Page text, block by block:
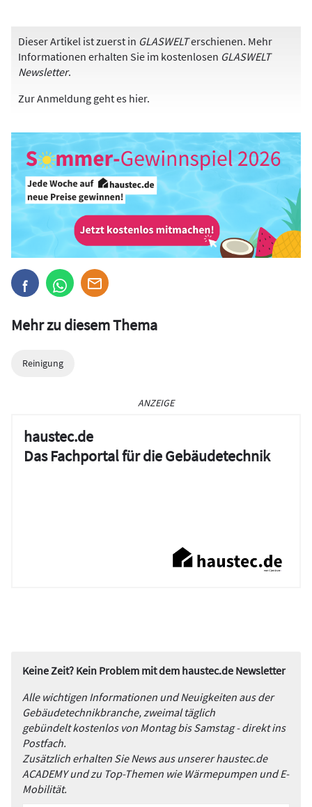
Dieser Artikel ist zuerst in GLASWELTerschienen. Mehr
Informationen erhalten Sie im kostenlosen GLASWELT
Newsletter.
Zur Anmeldung geht es hier.
Mehr zu diesem Thema
Reinigung
ANZEIGE
haustec.de
Das Fachportal für die Gebäudetechnik
Keine Zeit? Kein Problem mit dem haustec.de Newsletter
Alle wichtigen Informationen und Neuigkeiten aus der
Gebäudetechnikbranche, zweimal täglich
gebündelt kostenlos von Montag bis Samstag - direkt ins
Postfach.
Zusätzlich erhalten Sie News aus unserer haustec.de
ACADEMY und zu Top-Themen wie Wärmepumpen und E-
Mobilität.